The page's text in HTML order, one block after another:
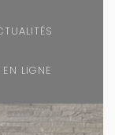
LIGNE